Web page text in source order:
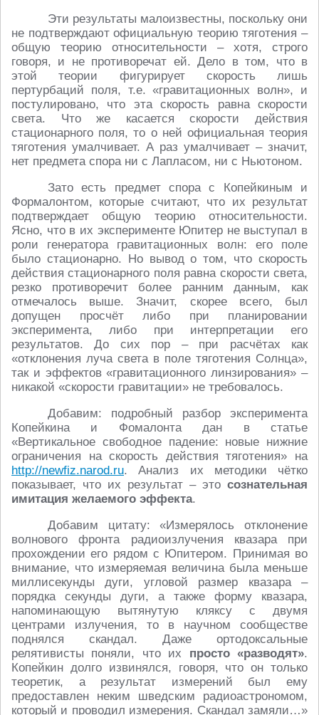
Эти результаты малоизвестны, поскольку они
не подтверждают официальную теорию тяготения –
общую теорию относительности – хотя, строго
говоря, и не противоречат ей. Дело в том, что в
этой теории фигурирует скорость лишь
пертурбаций поля, т.е. «гравитационных волн», и
постулировано, что эта скорость равна скорости
света. Что же касается скорости действия
стационарного поля, то о ней официальная теория
тяготения умалчивает. А раз умалчивает – значит,
нет предмета спора ни с Лапласом, ни с Ньютоном.
Зато есть предмет спора с Копейкиным и
Формалонтом, которые считают, что их результат
подтверждает общую теорию относительности.
Ясно, что в их эксперименте Юпитер не выступал в
роли генератора гравитационных волн: его поле
было стационарно. Но вывод о том, что скорость
действия стационарного поля равна скорости света,
резко противоречит более ранним данным, как
отмечалось выше. Значит, скорее всего, был
допущен просчёт либо при планировании
эксперимента, либо при интерпретации его
результатов. До сих пор – при расчётах как
«отклонения луча света в поле тяготения Солнца»,
так и эффектов «гравитационного линзирования» –
никакой «скорости гравитации» не требовалось.
Добавим: подробный разбор эксперимента
Копейкина и Фомалонта дан в статье
«Вертикальное свободное падение: новые нижние
ограничения на скорость действия тяготения» на
http://newfiz.narod.ru. Анализ их методики чётко
показывает, что их результат – это сознательная
имитация желаемого эффекта.
Добавим цитату: «Измерялось отклонение
волнового фронта радиоизлучения квазара при
прохождении его рядом с Юпитером. Принимая во
внимание, что измеряемая величина была меньше
миллисекунды дуги, угловой размер квазара –
порядка секунды дуги, а также форму квазара,
напоминающую вытянутую кляксу с двумя
центрами излучения, то в научном сообществе
поднялся скандал. Даже ортодоксальные
релятивисты поняли, что их просто «разводят».
Копейкин долго извинялся, говоря, что он только
теоретик, а результат измерений был ему
предоставлен неким шведским радиоастрономом,
который и проводил измерения. Скандал замяли…»